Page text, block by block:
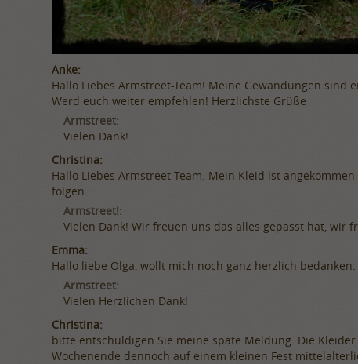
Anke:
Hallo Liebes Armstreet-Team! Meine Gewandungen
Werd euch weiter empfehlen! Herzlichste Grüße
Armstreet:
Vielen Dank!
Christina:
Hallo Liebes Armstreet Team. Mein Kleid ist
folgen.
Armstreet!:
Vielen Dank! Wir freuen uns das alles gepasst hat, wir
Emma:
Hallo liebe Olga, wollt mich noch ganz herzlich
Armstreet:
Vielen Herzlichen Dank!
Christina:
bitte entschuldigen Sie meine späte Meldung. Die
Wochenende dennoch auf einem kleinen Fest